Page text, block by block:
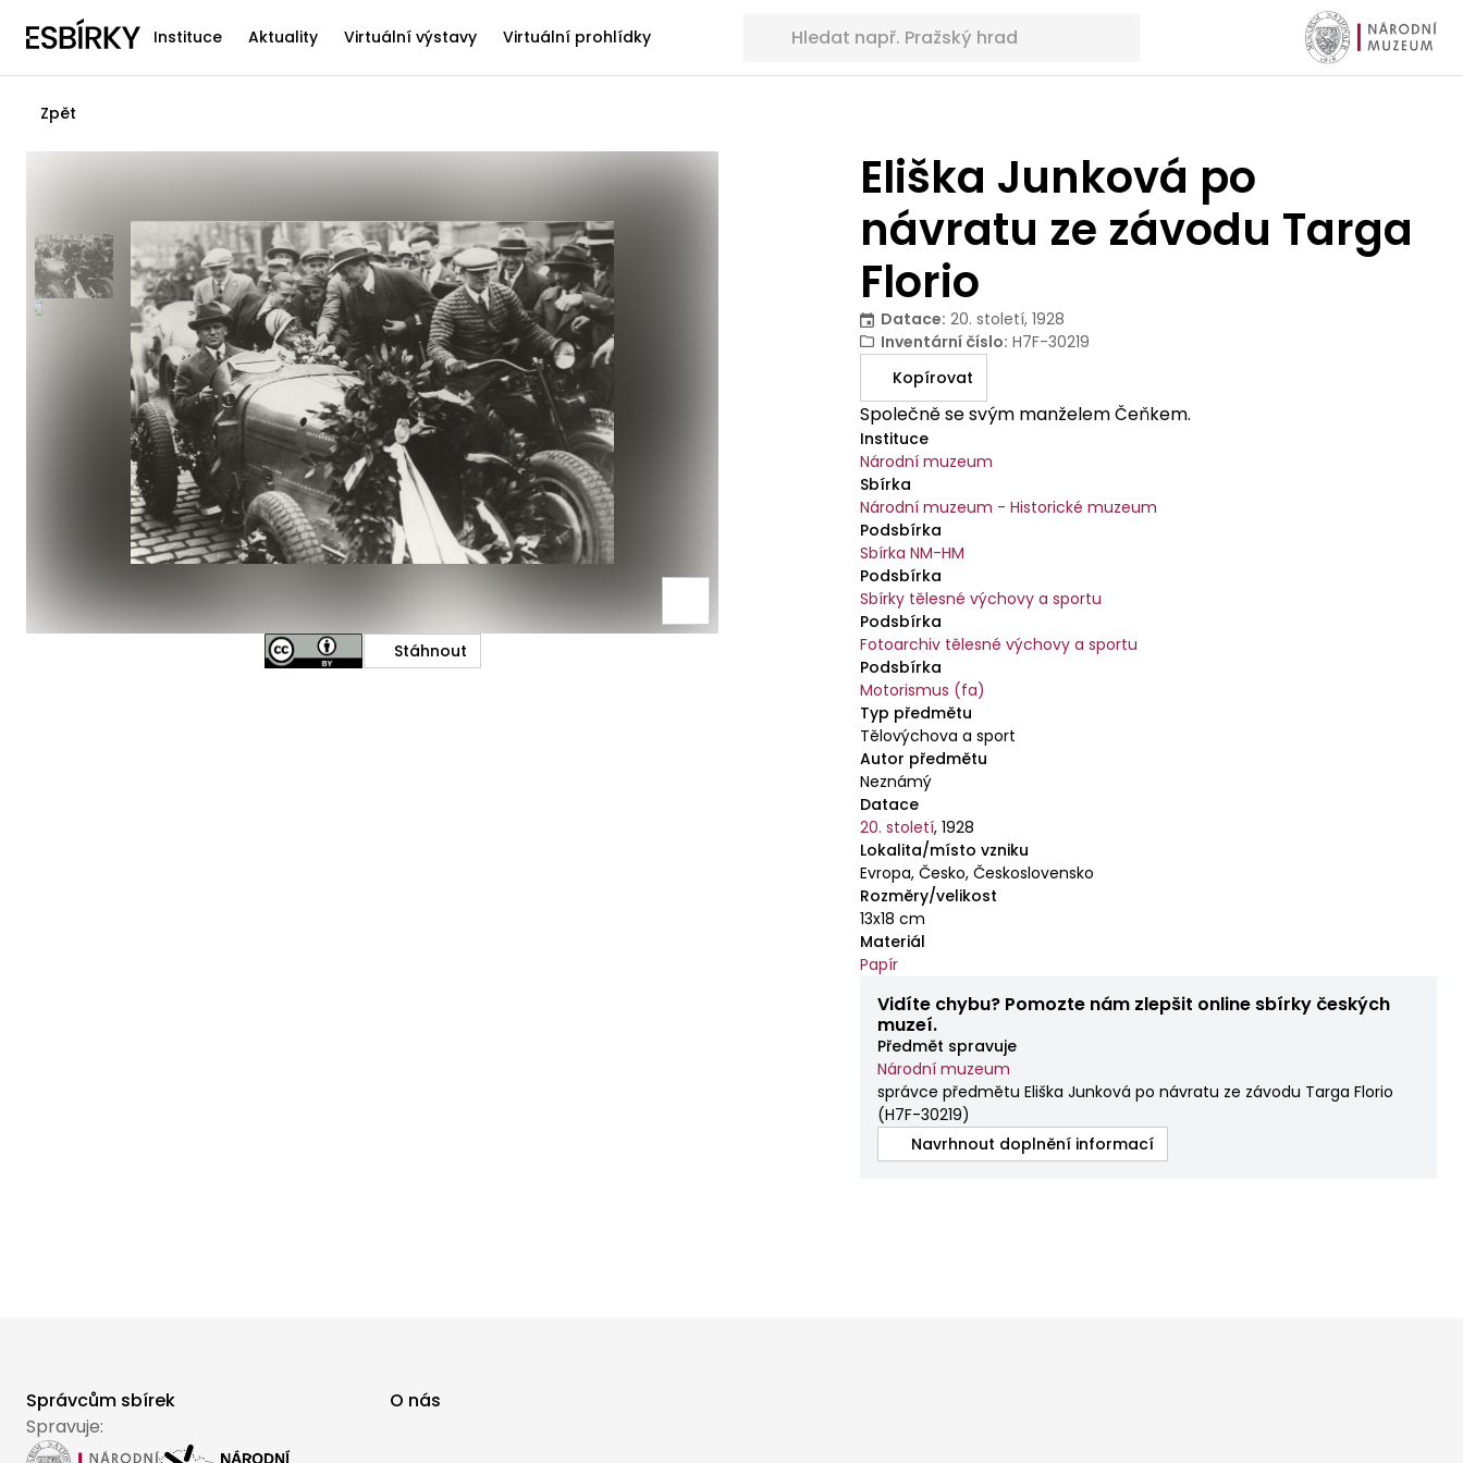
Instituce Aktuality Virtuální výstavy Virtuální prohlídky
Zpět
Eliška Junková po
návratu ze závodu Targa
Florio
Datace: 20. století, 1928
Inventární číslo: H7F-30219
Kopírovat
Společně se svým manželem Čeňkem.
Instituce
Národní muzeum
Sbírka
Národní muzeum - Historické muzeum
Podsbírka
Sbírka NM-HM
Podsbírka
Sbírky tělesné výchovy a sportu
Podsbírka
Fotoarchiv tělesné výchovy a sportu
Podsbírka
Motorismus (fa)
Typ předmětu
Tělovýchova a sport
Autor předmětu
Neznámý
Datace
20. století,1928
Lokalita/místo vzniku
Evropa, Česko, Československo
Rozměry/velikost
13x18 cm
Materiál
Papír
Vidíte chybu? Pomozte nám zlepšit online sbírky českých
muzeí.
Předmět spravuje
Národní muzeum
správce předmětu Eliška Junková po návratu ze závodu Targa Florio
(H7F-30219)
Navrhnout doplnění informací
Stáhnout
Správcům sbírek
O nás
Spravuje: